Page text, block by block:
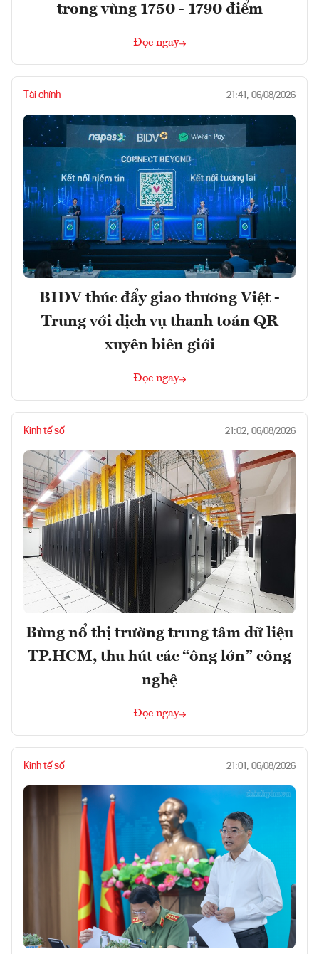
trong vùng 1750 - 1790 điểm
Đọc ngay
Tài chính 21:41, 06/08/2026
BIDV thúc đẩy giao thương Việt -
Trung với dịch vụ thanh toán QR
xuyên biên giới
Đọc ngay
Kinh tế số 21:02, 06/08/2026
Bùng nổ thị trường trung tâm dữ liệu
TP.HCM, thu hút các “ông lớn” công
nghệ
Đọc ngay
Kinh tế số 21:01, 06/08/2026